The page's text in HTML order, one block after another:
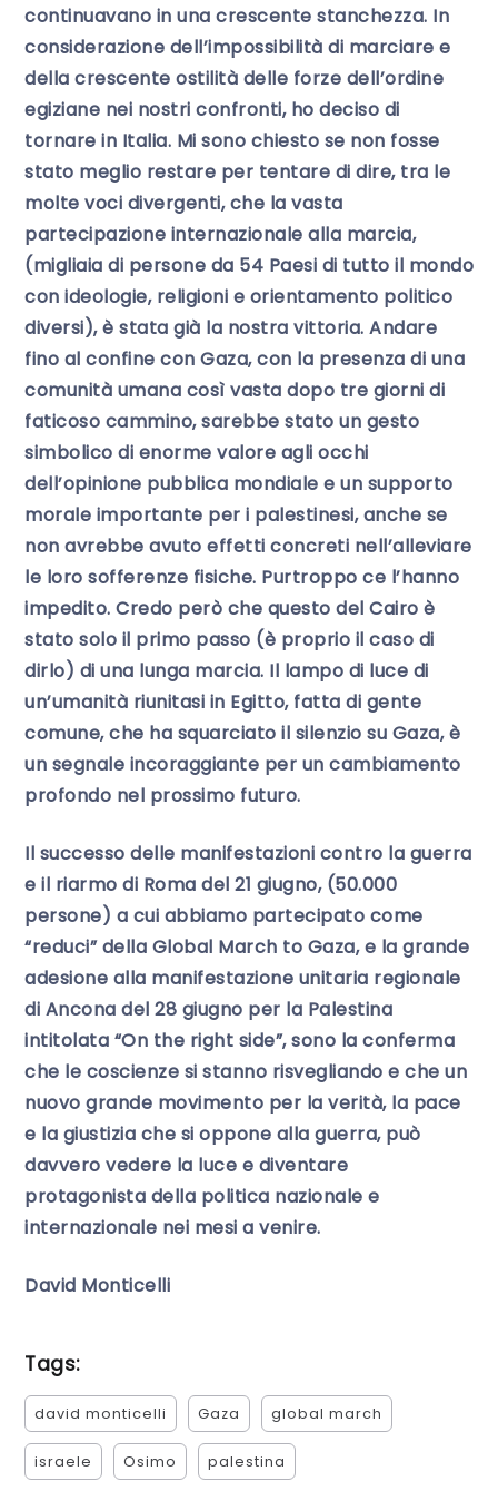
continuavano in una crescente stanchezza. In
considerazione dell’impossibilità di marciare e
della crescente ostilità delle forze dell’ordine
egiziane nei nostri confronti, ho deciso di
tornare in Italia. Mi sono chiesto se non fosse
stato meglio restare per tentare di dire, tra le
molte voci divergenti, che la vasta
partecipazione internazionale alla marcia,
(migliaia di persone da 54 Paesi di tutto il mondo
con ideologie, religioni e orientamento politico
diversi), è stata già la nostra vittoria. Andare
fino al confine con Gaza, con la presenza di una
comunità umana così vasta dopo tre giorni di
faticoso cammino, sarebbe stato un gesto
simbolico di enorme valore agli occhi
dell’opinione pubblica mondiale e un supporto
morale importante per i palestinesi, anche se
non avrebbe avuto effetti concreti nell’alleviare
le loro sofferenze fisiche. Purtroppo ce l’hanno
impedito. Credo però che questo del Cairo è
stato solo il primo passo (è proprio il caso di
dirlo) di una lunga marcia. Il lampo di luce di
un’umanità riunitasi in Egitto, fatta di gente
comune, che ha squarciato il silenzio su Gaza, è
un segnale incoraggiante per un cambiamento
profondo nel prossimo futuro.
Il successo delle manifestazioni contro la guerra
e il riarmo di Roma del 21 giugno, (50.000
persone) a cui abbiamo partecipato come
“reduci” della Global March to Gaza, e la grande
adesione alla manifestazione unitaria regionale
di Ancona del 28 giugno per la Palestina
intitolata “On the right side”, sono la conferma
che le coscienze si stanno risvegliando e che un
nuovo grande movimento per la verità, la pace
e la giustizia che si oppone alla guerra, può
davvero vedere la luce e diventare
protagonista della politica nazionale e
internazionale nei mesi a venire.
David Monticelli
Tags:
david monticelli Gaza global march
israele Osimo palestina